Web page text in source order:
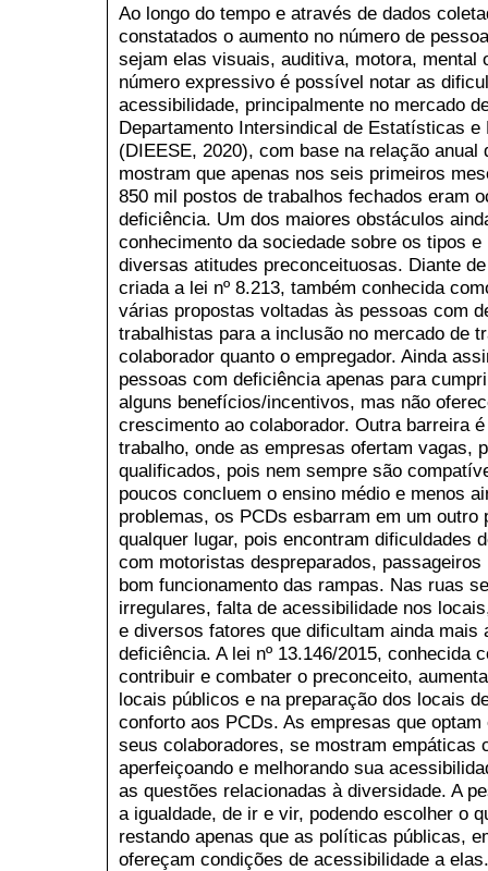
Ao longo do tempo e através de dados
constatados o aumento no número de
sejam elas visuais, auditiva, motora, mental
número expressivo é possível notar as
acessibilidade, principalmente no mercado
Departamento Intersindical de Estatísticas
(DIEESE, 2020), com base na relação
mostram que apenas nos seis primeiros
850 mil postos de trabalhos fechados eram
deficiência. Um dos maiores obstáculos
conhecimento da sociedade sobre os tipos
diversas atitudes preconceituosas. Diante
criada a lei nº 8.213, também conhecida
várias propostas voltadas às pessoas com
trabalhistas para a inclusão no mercado de
colaborador quanto o empregador. Ainda
pessoas com deficiência apenas para
alguns benefícios/incentivos, mas não
crescimento ao colaborador. Outra barreira
trabalho, onde as empresas ofertam vagas,
qualificados, pois nem sempre são
poucos concluem o ensino médio e menos
problemas, os PCDs esbarram em um
qualquer lugar, pois encontram dificuldades
com motoristas despreparados,
bom funcionamento das rampas. Nas ruas
irregulares, falta de acessibilidade nos
e diversos fatores que dificultam ainda mais
deficiência. A lei nº 13.146/2015, conhecida
contribuir e combater o preconceito,
locais públicos e na preparação dos locais
conforto aos PCDs. As empresas que
seus colaboradores, se mostram empáticas
aperfeiçoando e melhorando sua
as questões relacionadas à diversidade. A
a igualdade, de ir e vir, podendo escolher o
restando apenas que as políticas públicas,
ofereçam condições de acessibilidade a elas.